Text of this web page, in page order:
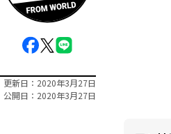
更新日
2020年3月27日
公開日
2020年3月27日